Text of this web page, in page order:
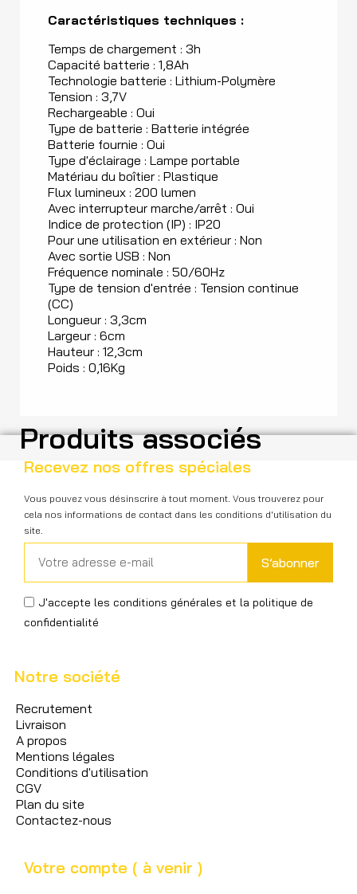
Caractéristiques techniques :
Temps de chargement : 3h
Capacité batterie : 1,8Ah
Technologie batterie : Lithium-Polymère
Tension : 3,7V
Rechargeable : Oui
Type de batterie : Batterie intégrée
Batterie fournie : Oui
Type d'éclairage : Lampe portable
Matériau du boîtier : Plastique
Flux lumineux : 200 lumen
Avec interrupteur marche/arrêt : Oui
Indice de protection (IP) : IP20
Pour une utilisation en extérieur : Non
Avec sortie USB : Non
Fréquence nominale : 50/60Hz
Type de tension d'entrée : Tension continue
(CC)
Longueur : 3,3cm
Largeur : 6cm
Hauteur : 12,3cm
Poids : 0,16Kg
Produits associés
Recevez nos offres spéciales
Vous pouvez vous désinscrire à tout moment. Vous trouverez pour
cela nos informations de contact dans les conditions d'utilisation du
site.
S’abonner
J'accepte les conditions générales et la politique de
confidentialité
Notre société
Recrutement
Livraison
A propos
Mentions légales
Conditions d'utilisation
CGV
Plan du site
Contactez-nous
Votre compte ( à venir )